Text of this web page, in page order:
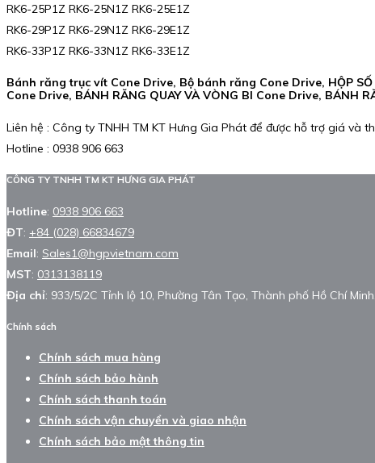
RK6-25P1Z RK6-25N1Z RK6-25E1Z
RK6-29P1Z RK6-29N1Z RK6-29E1Z
RK6-33P1Z RK6-33N1Z RK6-33E1Z
Bánh răng trục vít Cone Drive, Bộ bánh răng Cone Drive, HỘP
Cone Drive, BÁNH RĂNG QUAY VÀ VÒNG BI Cone Drive, BÁNH
Liên hệ : Công ty TNHH TM KT Hưng Gia Phát để được hỗ trợ giá và
Hotline : 0938 906 663
CÔNG TY TNHH TM KT HƯNG GIA PHÁT
Hotline: 0938 906 663
ĐT: +84 (028) 66834679
Email: Sales1@hgpvietnam.com
MST: 0313138119
Địa chỉ: 933/5/2C Tỉnh lộ 10, Phường Tân Tạo, Thành phố Hồ Chí
Chính sách
Chính sách mua hàng
Chính sách bảo hành
Chính sách thanh toán
Chính sách vận chuyển và giao nhận
Chính sách bảo mật thông tin